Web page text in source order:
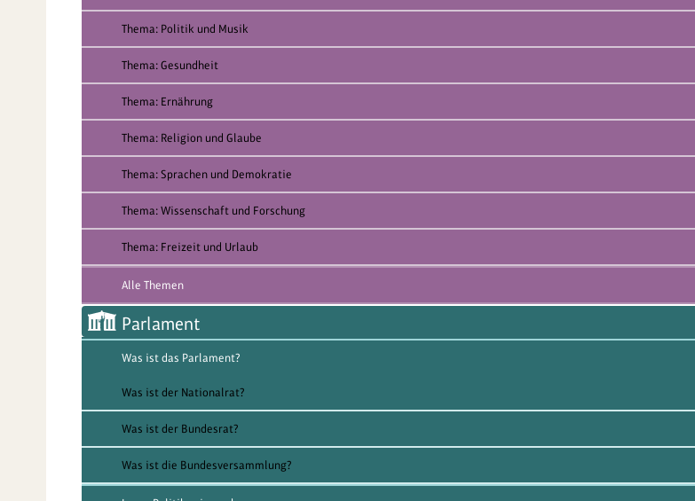
Thema: Politik und Musik
Thema: Gesundheit
Thema: Ernährung
Thema: Religion und Glaube
Thema: Sprachen und Demokratie
Thema: Wissenschaft und Forschung
Thema: Freizeit und Urlaub
Alle Themen
Parlament
Was ist das Parlament?
Was ist der Nationalrat?
Was ist der Bundesrat?
Was ist die Bundesversammlung?